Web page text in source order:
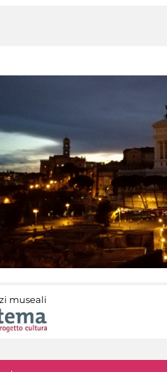
museali